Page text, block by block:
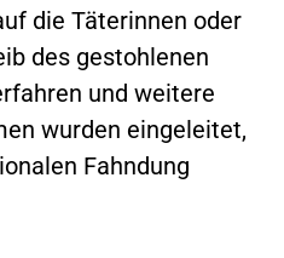
die Täterinnen oder
des gestohlenen
und weitere
wurden eingeleitet,
Fahndung